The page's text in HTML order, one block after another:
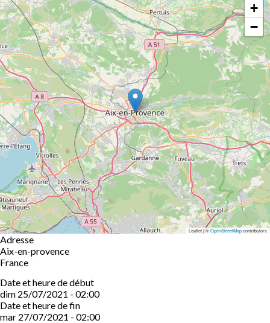
+
−
Leaflet | ©OpenStreetMapcontributors
Adresse
Aix-en-provence
France
Date et heure de début
dim 25/07/2021 - 02:00
Date et heure de fin
mar 27/07/2021 - 02:00